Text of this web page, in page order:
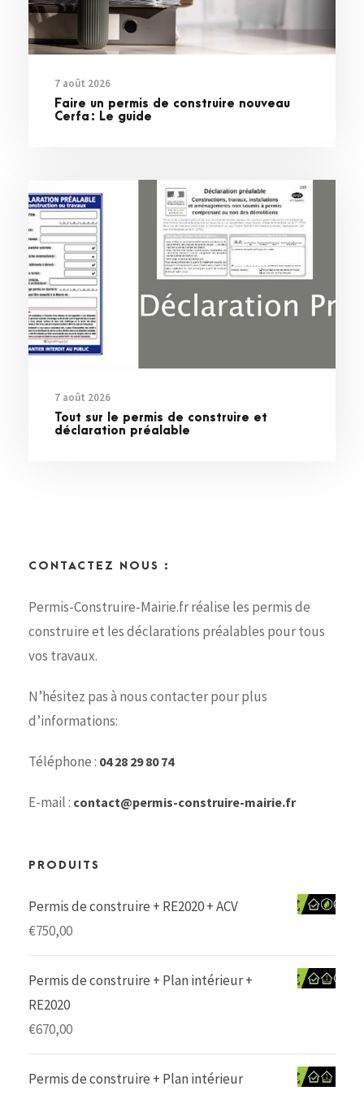
7 août 2026
Faire un permis de construire nouveau
Cerfa : Le guide
7 août 2026
Tout sur le permis de construire et
déclaration préalable
CONTACTEZ NOUS :
Permis-Construire-Mairie.fr réalise les permis de
construire et les déclarations préalables pour tous
vos travaux.
N’hésitez pas à nous contacter pour plus
d’informations:
Téléphone : 04 28 29 80 74
E-mail : contact@permis-construire-mairie.fr
PRODUITS
Permis de construire + RE2020 + ACV
€750,00
Permis de construire + Plan intérieur +
RE2020
€670,00
Permis de construire + Plan intérieur